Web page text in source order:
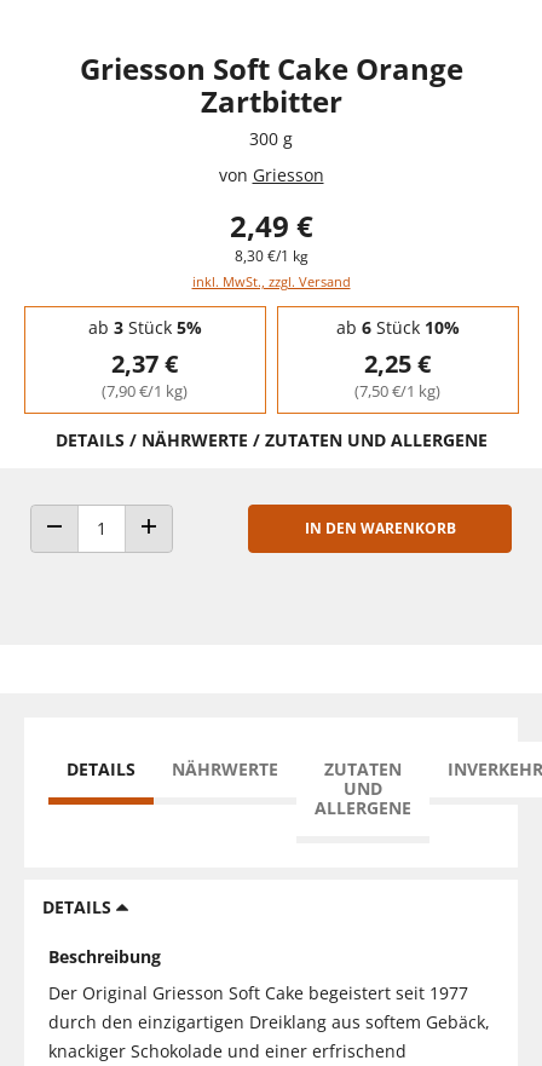
Griesson Soft Cake Orange
Zartbitter
300 g
von Griesson
2,49 €
8,30 €/1 kg
inkl. MwSt., zzgl. Versand
Staffelpreise - Mengenrabatt
ab 3Stück 5%
2,37 €
(7,90 €/1 kg)
ab 6Stück 10%
2,25 €
(7,50 €/1 kg)
DETAILS / NÄHRWERTE / ZUTATEN UND ALLERGENE
ANZAHL VERRINGERNANZAHL ERHÖHEN
IN DEN WARENKORB
DETAILS NÄHRWERTE
ZUTATEN
UND
ALLERGENE
DETAILS
Beschreibung
Der Original Griesson Soft Cake begeistert seit 1977
durch den einzigartigen Dreiklang aus softem Gebäck,
knackiger Schokolade und einer erfrischend